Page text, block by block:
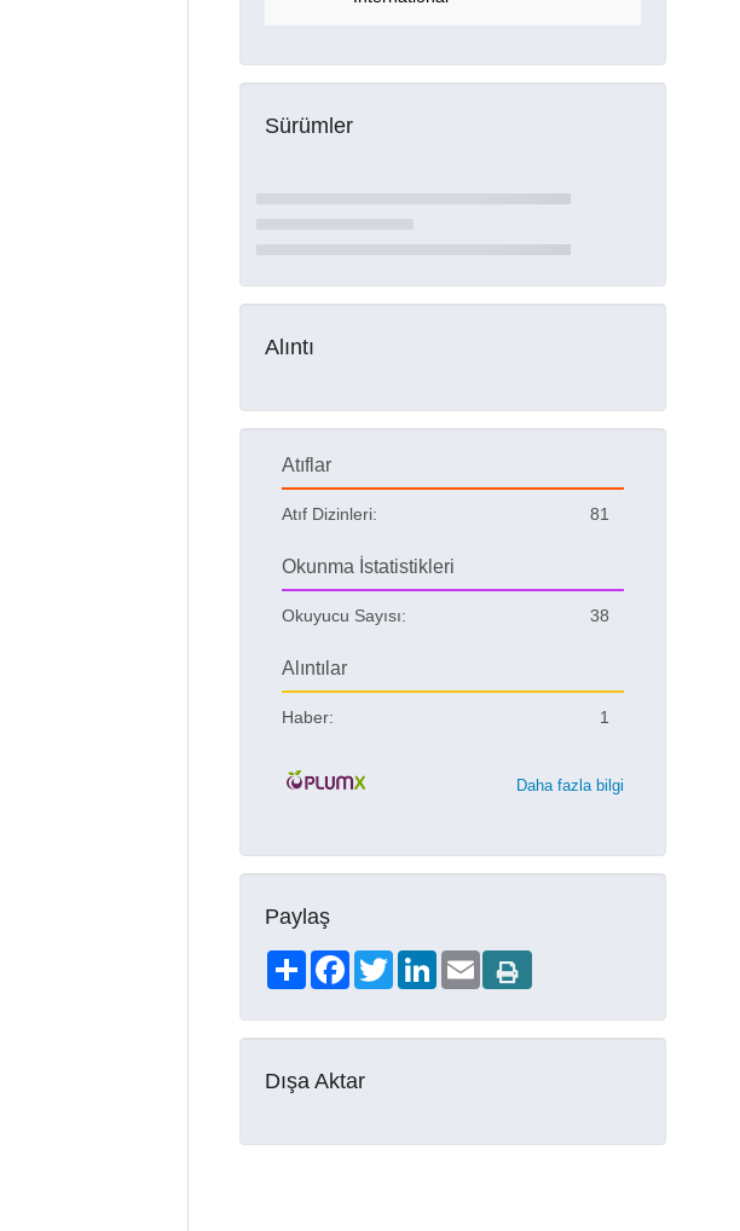
Sürümler
Alıntı
Atıflar
Atıf Dizinleri: 81
Okunma İstatistikleri
Okuyucu Sayısı: 38
Alıntılar
Haber: 1
Daha fazla bilgi
Paylaş
ShareFacebookTwitterLinkedIn
Email
Dışa Aktar